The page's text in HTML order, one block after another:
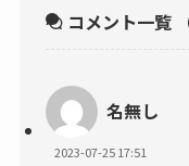
コメント一覧
名無し
2023-07-25 17:51